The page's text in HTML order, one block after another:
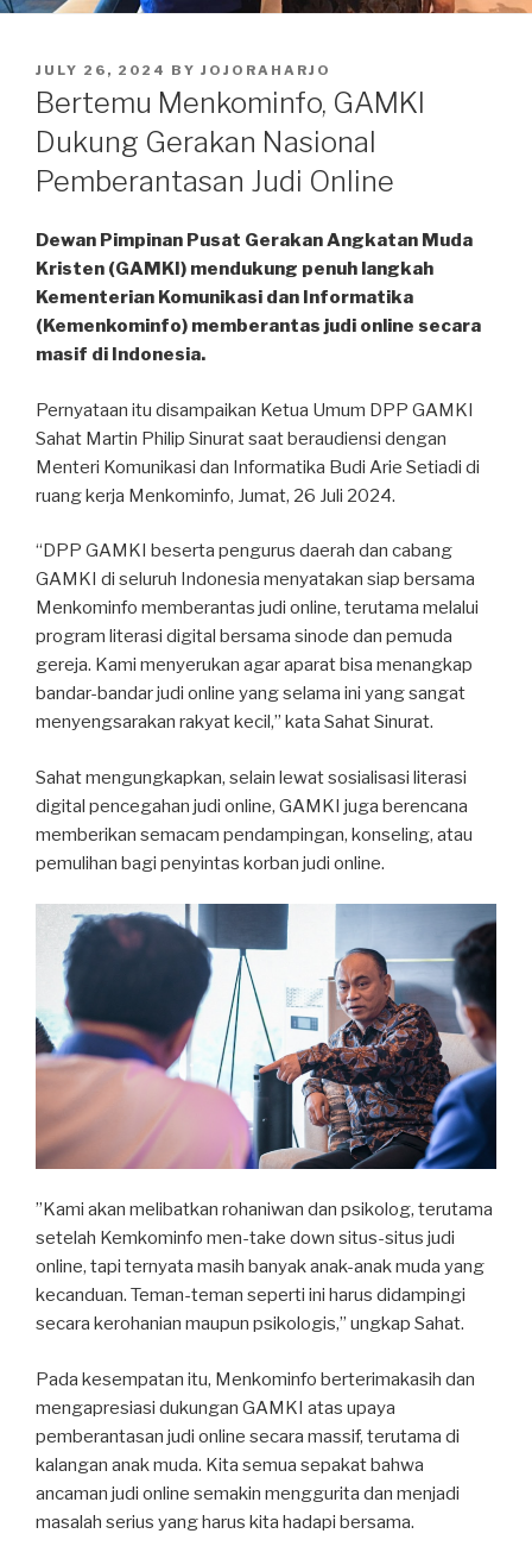
POSTED
ON
JULY 26, 2024 BY JOJORAHARJO
Bertemu Menkominfo, GAMKI
Dukung Gerakan Nasional
Pemberantasan Judi Online
Dewan Pimpinan Pusat Gerakan Angkatan Muda
Kristen (GAMKI) mendukung penuh langkah
Kementerian Komunikasi dan Informatika
(Kemenkominfo) memberantas judi online secara
masif di Indonesia.
Pernyataan itu disampaikan Ketua Umum DPP GAMKI
Sahat Martin Philip Sinurat saat beraudiensi dengan
Menteri Komunikasi dan Informatika Budi Arie Setiadi di
ruang kerja Menkominfo, Jumat, 26 Juli 2024.
“DPP GAMKI beserta pengurus daerah dan cabang
GAMKI di seluruh Indonesia menyatakan siap bersama
Menkominfo memberantas judi online, terutama melalui
program literasi digital bersama sinode dan pemuda
gereja. Kami menyerukan agar aparat bisa menangkap
bandar-bandar judi online yang selama ini yang sangat
menyengsarakan rakyat kecil,” kata Sahat Sinurat.
Sahat mengungkapkan, selain lewat sosialisasi literasi
digital pencegahan judi online, GAMKI juga berencana
memberikan semacam pendampingan, konseling, atau
pemulihan bagi penyintas korban judi online.
”Kami akan melibatkan rohaniwan dan psikolog, terutama
setelah Kemkominfo men-take down situs-situs judi
online, tapi ternyata masih banyak anak-anak muda yang
kecanduan. Teman-teman seperti ini harus didampingi
secara kerohanian maupun psikologis,” ungkap Sahat.
Pada kesempatan itu, Menkominfo berterimakasih dan
mengapresiasi dukungan GAMKI atas upaya
pemberantasan judi online secara massif, terutama di
kalangan anak muda. Kita semua sepakat bahwa
ancaman judi online semakin menggurita dan menjadi
masalah serius yang harus kita hadapi bersama.